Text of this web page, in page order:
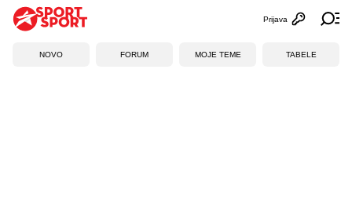
Otvori
Prijava
NOVO FORUM MOJE TEME TABELE